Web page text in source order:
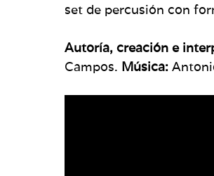
set de percusión con
Autoría, creación e
Campos. Música: